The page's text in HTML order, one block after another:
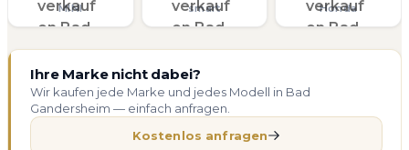
MINI smart Honda
Ihre Marke nicht dabei?
Wir kaufen jede Marke und jedes Modell in Bad
Gandersheim — einfach anfragen.
Kostenlos anfragen